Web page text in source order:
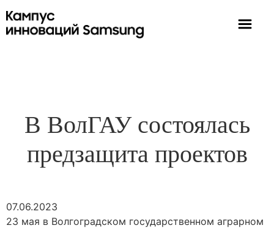
В ВолГАУ состоялась
предзащита проектов
07.06.2023
23 мая в Волгоградском государственном аграрном